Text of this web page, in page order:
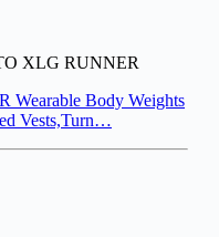
XLG RUNNER
Body Weights
Vests,Turn…